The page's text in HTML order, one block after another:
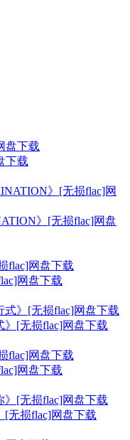
下载
》[无损flac]网盘
网盘下载
》[无损flac]网盘下载
网盘下载
[无损flac]网盘下载